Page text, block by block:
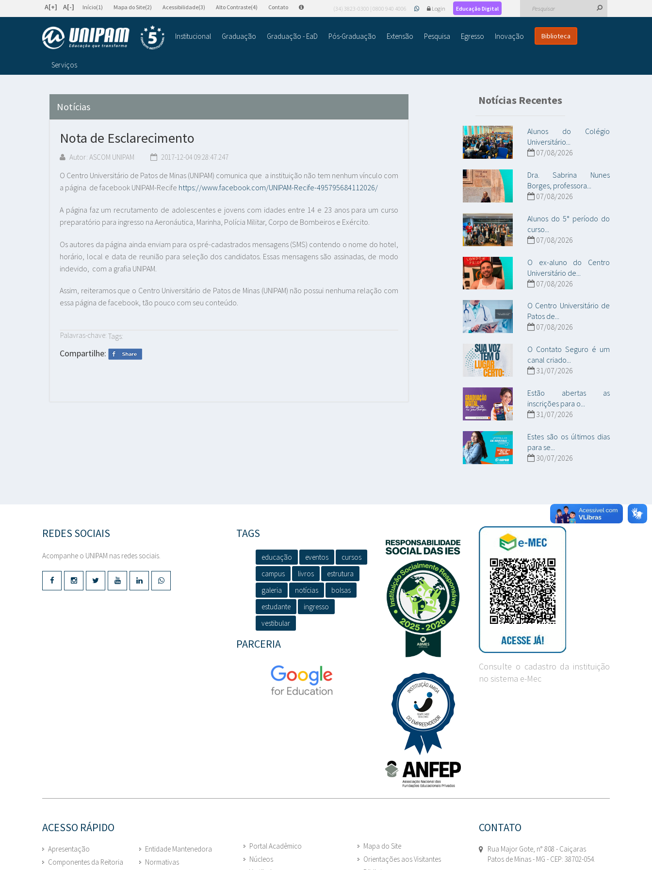
A[+] A[-] Início(1) Mapa do Site(2) Acessibilidade(3) Alto Contraste(4) Contato (34) 3823-0300 | 0800 940 4006 Login Educação Digital
Institucional Graduação Graduação - EaD Pós-Graduação Extensão Pesquisa Egresso Inovação Biblioteca
Serviços
Notícias
Nota de Esclarecimento
Autor: ASCOM UNIPAM 2017-12-04 09:28:47.247
O Centro Universitário de Patos de Minas (UNIPAM) comunica que a instituição não tem nenhum vínculo com
a página de facebook UNIPAM-Recife https://www.facebook.com/UNIPAM-Recife-495795684112026/
A página faz um recrutamento de adolescentes e jovens com idades entre 14 e 23 anos para um curso
preparatório para ingresso na Aeronáutica, Marinha, Polícia Militar, Corpo de Bombeiros e Exército.
Os autores da página ainda enviam para os pré-cadastrados mensagens (SMS) contendo o nome do hotel,
horário, local e data de reunião para seleção dos candidatos. Essas mensagens são assinadas, de modo
indevido, com a grafia UNIPAM.
Assim, reiteramos que o Centro Universitário de Patos de Minas (UNIPAM) não possui nenhuma relação com
essa página de facebook, tão pouco com seu conteúdo.
Palavras-chave: Tags:
Compartilhe:
Notícias Recentes
Alunos do Colégio
Universitário...
07/08/2026
Dra. Sabrina Nunes
Borges, professora...
07/08/2026
Alunos do 5° período do
curso...
07/08/2026
O ex-aluno do Centro
Universitário de...
07/08/2026
O Centro Universitário de
Patos de...
07/08/2026
O Contato Seguro é um
canal criado...
31/07/2026
Estão abertas as
inscrições para o...
31/07/2026
Estes são os últimos dias
para se...
30/07/2026
REDES SOCIAIS
Acompanhe o UNIPAM nas redes sociais.
TAGS
educação eventos
cursos
campus
livros
estrutura
galeria
notícias
bolsas
estudante
ingresso
vestibular
PARCERIA
Consulte o cadastro da instituição
no sistema e-Mec
ACESSO RÁPIDO
Apresentação
Componentes da Reitoria
Entidade Mantenedora
Normativas
Portal Acadêmico
Núcleos
Mapa do Site
Orientações aos Visitantes
CONTATO
Rua Major Gote, n° 808 - Caiçaras
Patos de Minas - MG - CEP: 38702-054.